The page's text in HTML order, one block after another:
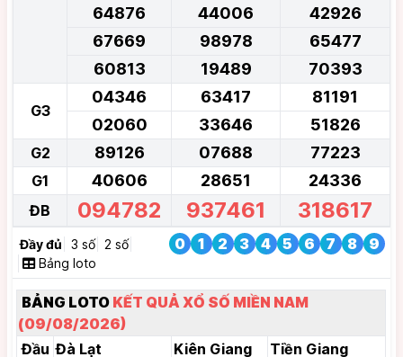
64876
44006
42926
67669
98978
65477
60813
19489 70393
G3
04346 63417
81191
02060
33646 51826
G2 89126 07688 77223
G1 40606 28651 24336
ĐB 094782 937461 318617
Đầy đủ 3 số 2 số 0 1 2 3 4 5 6 7 8 9
Bảng loto
BẢNG LOTO KẾT QUẢ XỔ SỐ MIỀN NAM
(09/08/2026)
Đầu Đà Lạt Kiên Giang
Tiền Giang